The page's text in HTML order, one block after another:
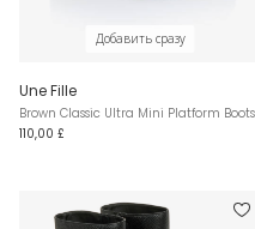
Добавить сразу
Une Fille
Brown Classic Ultra Mini Platform Boots
110,00 £